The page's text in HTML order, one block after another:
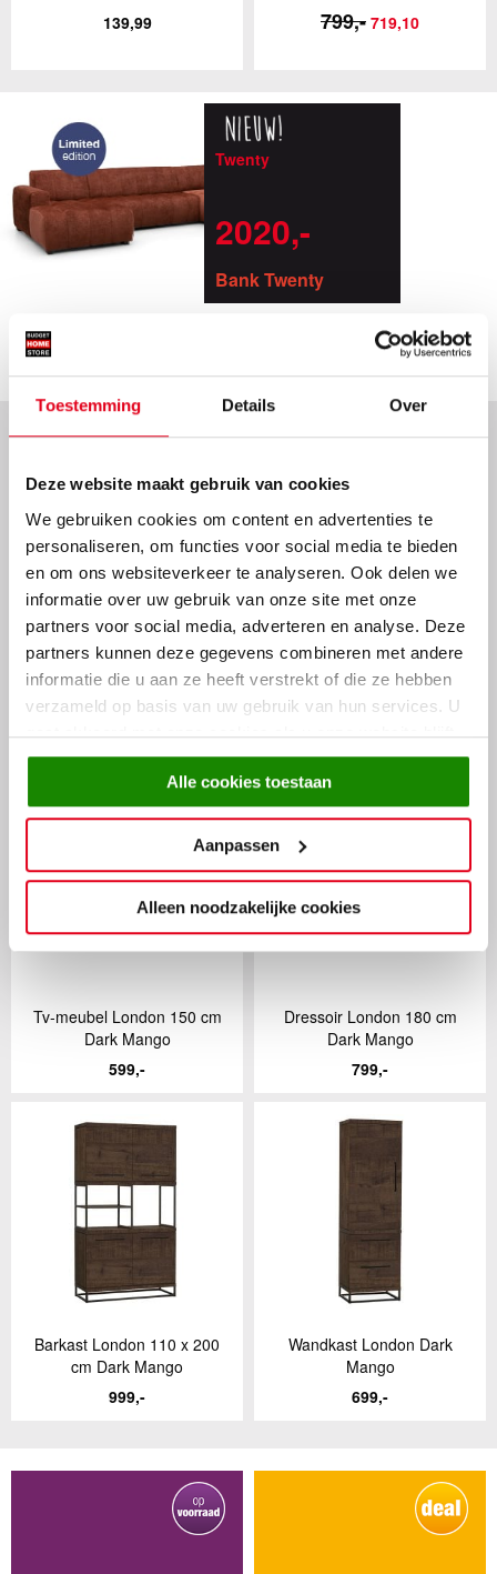
Toestemming Details Over
Deze website maakt gebruik van cookies
We gebruiken cookies om content en advertenties te
personaliseren, om functies voor social media te bieden
en om ons websiteverkeer te analyseren. Ook delen we
informatie over uw gebruik van onze site met onze
partners voor social media, adverteren en analyse. Deze
partners kunnen deze gegevens combineren met andere
informatie die u aan ze heeft verstrekt of die ze hebben
verzameld op basis van uw gebruik van hun services. U
gaat akkoord met onze cookies als u onze website blijft
gebruiken.
Alle cookies toestaan
Aanpassen
Alleen noodzakelijke cookies
139,99
799,- 719,10
Twenty
2020,-
Bank Twenty
Woon programma
Bekijk alles
Hoektafel London Dark
Mango
399,-
Tv-meubel London 150 cm
Dark Mango
599,-
Dressoir London 180 cm
Dark Mango
799,-
Barkast London 110 x 200
cm Dark Mango
999,-
Wandkast London Dark
Mango
699,-